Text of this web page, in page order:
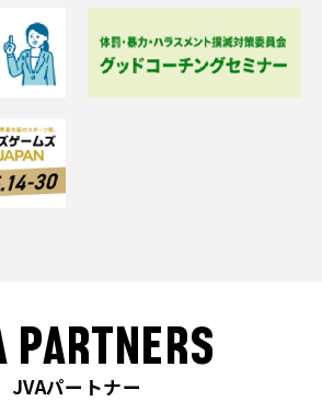
PARTNERS
JVAパートナー